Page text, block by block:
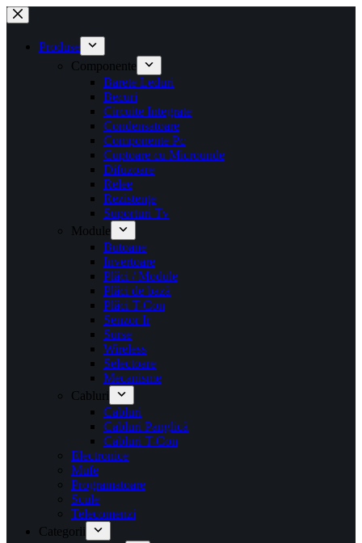
Sari
la
conținutProduse
Componente
Barete Leduri
Becuri
Circuite Integrate
Condensatoare
Componente Pc
Cuptoare cu Microunde
Difuzoare
Relee
Rezistențe
Suporturi Tv
Module
Butoane
Invertoare
Plăci / Module
Plăci de bază
Plăci T-Con
Senzor Ir
Surse
Wireless
Selectoare
Mecanisme
Cabluri
Cabluri
Cabluri Panglică
Cabluri T-Con
Electronice
Mufe
Programatoare
Scule
Telecomenzi
Categorii